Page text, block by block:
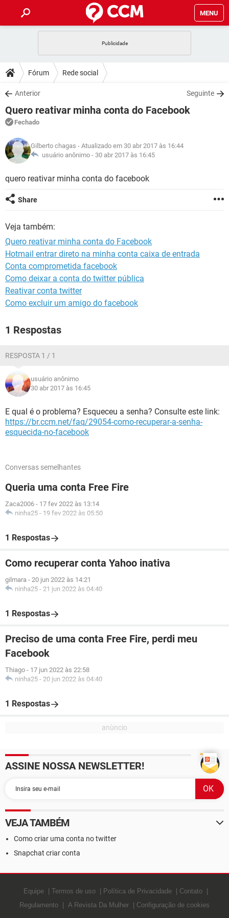
MENU
CELULAR
OUTLOOK
INSTAGRAM GMAIL
GUIA DE COMPRAS
DICAS
JOGOS
OUTLOOK
INSTAGRAM
GUIA DE COMPRAS
DOWNLOADS
JOGOS WHATSAPP
CELULAR
OUTLOOK EXCEL
INSTAGRAM
GUIA DE COMPRAS
FÓRUM
JOGOS
CELULAR FACEBOOK
GLOSSÁRIO
JOGOS
CELULAR FACEBOOK
OUTLOOK
GUIA DE COMPRAS
Fórum Rede social
Anterior Seguinte
Quero reativar minha conta do Facebook
Fechado
Gilberto chagas - Atualizado em 30 abr 2017 às 16:44
usuário anônimo - 30 abr 2017 às 16:45
quero reativar minha conta do facebook
Share
Veja também:
Quero reativar minha conta do Facebook
Hotmail entrar direto na minha conta caixa de entrada
Conta comprometida facebook
Como deixar a conta do twitter pública
Reativar conta twitter
Como excluir um amigo do facebook
1 Respostas
RESPOSTA 1 / 1
usuário anônimo
30 abr 2017 às 16:45
E qual é o problema? Esqueceu a senha? Consulte este link:
https://br.ccm.net/faq/29054-como-recuperar-a-senha-
esquecida-no-facebook
Conversas semelhantes
Queria uma conta Free Fire
Zaca2006 - 17 fev 2022 às 13:14
ninha25 - 19 fev 2022 às 05:50
1 Respostas
Como recuperar conta Yahoo inativa
gilmara - 20 jun 2022 às 14:21
ninha25 - 21 jun 2022 às 04:40
1 Respostas
Preciso de uma conta Free Fire, perdi meu
Facebook
Thiago - 17 jun 2022 às 22:58
ninha25 - 20 jun 2022 às 04:40
1 Respostas
ASSINE NOSSA NEWSLETTER!
VEJA TAMBÉM
Como criar uma conta no twitter
Snapchat criar conta
Equipe Termos de uso Política de Privacidade
Contato
Regulamento
A Revista Da Mulher Configuração de cookies